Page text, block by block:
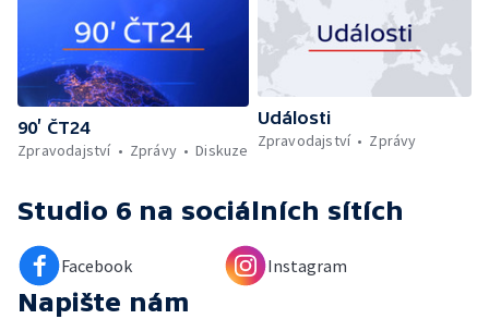
90’ ČT24
Zpravodajství
Zprávy Diskuze
Události
Zpravodajství
Zprávy
Studio 6 na sociálních sítích
Facebook Instagram
Napište nám